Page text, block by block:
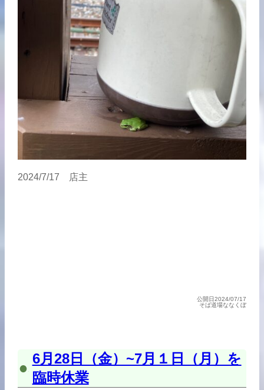
2024/7/17 店主
公開日2024/07/17
そば道場ななくぼ
6月28日（金）~7月１日（月）を
臨時休業